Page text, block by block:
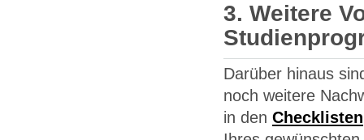
3. Weitere
Darüber hinaus
noch weitere
in den Checklisten